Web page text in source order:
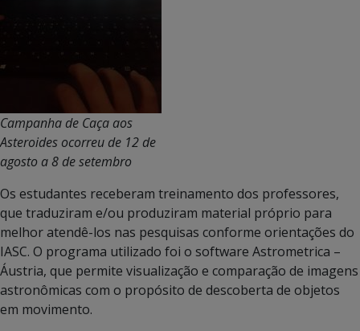
Campanha de Caça aos
Asteroides ocorreu de 12 de
agosto a 8 de setembro
Os estudantes receberam treinamento dos professores,
que traduziram e/ou produziram material próprio para
melhor atendê-los nas pesquisas conforme orientações do
IASC. O programa utilizado foi o software Astrometrica –
Áustria, que permite visualização e comparação de imagens
astronômicas com o propósito de descoberta de objetos
em movimento.